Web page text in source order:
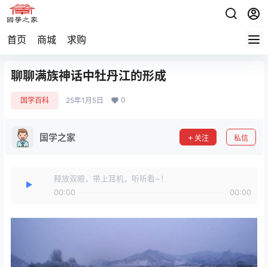
首页 商城 求购
聊聊满族神话中牡丹江的形成
国学百科 25年1月5日 0
国学之家 关注 私信
释放双眼，带上耳机，听听看~！
00:00
00:00